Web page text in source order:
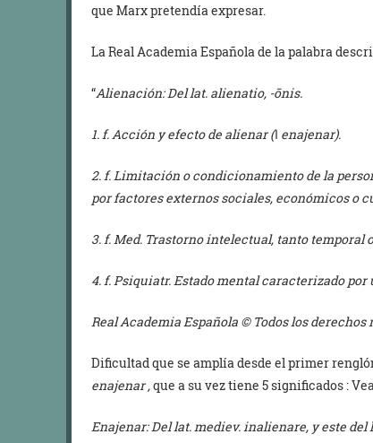
que Marx pretendía expresar.
La Real Academia Española de la palabra
“Alienación: Del lat. alienatio, -ōnis.
1. f. Acción y efecto de alienar (‖ enajenar).
2. f. Limitación o condicionamiento de la
por factores externos sociales, económicos o
3. f. Med. Trastorno intelectual, tanto temporal
4. f. Psiquiatr. Estado mental caracterizado
Real Academia Española © Todos los derechos
Dificultad que se amplía desde el primer
enajenar ,que a su vez tiene 5 significados :
Enajenar: Del lat. mediev.inalienare, y este del